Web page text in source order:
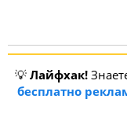
💡 Лайфхак!
бесплатно